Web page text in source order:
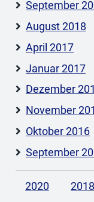
September
August 2018
April 2017
Januar 2017
Dezember
November
Oktober 2016
September
2020 2018